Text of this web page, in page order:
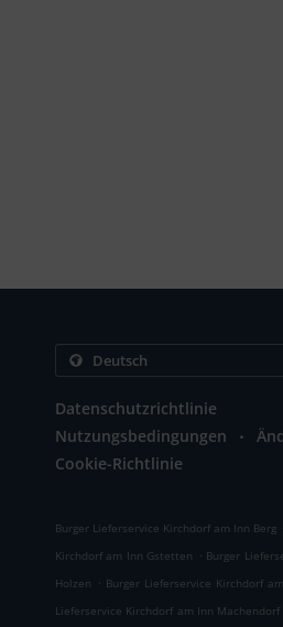
Datenschutzrichtlinie
Nutzungsbedingungen .
Cookie-Richtlinie
Burger Lieferservice Kirchdorf am Inn Berg
Kirchdorf am Inn Gstetten . Burger
Holzen . Burger Lieferservice Kirchdorf
Lieferservice Kirchdorf am Inn Machendorf